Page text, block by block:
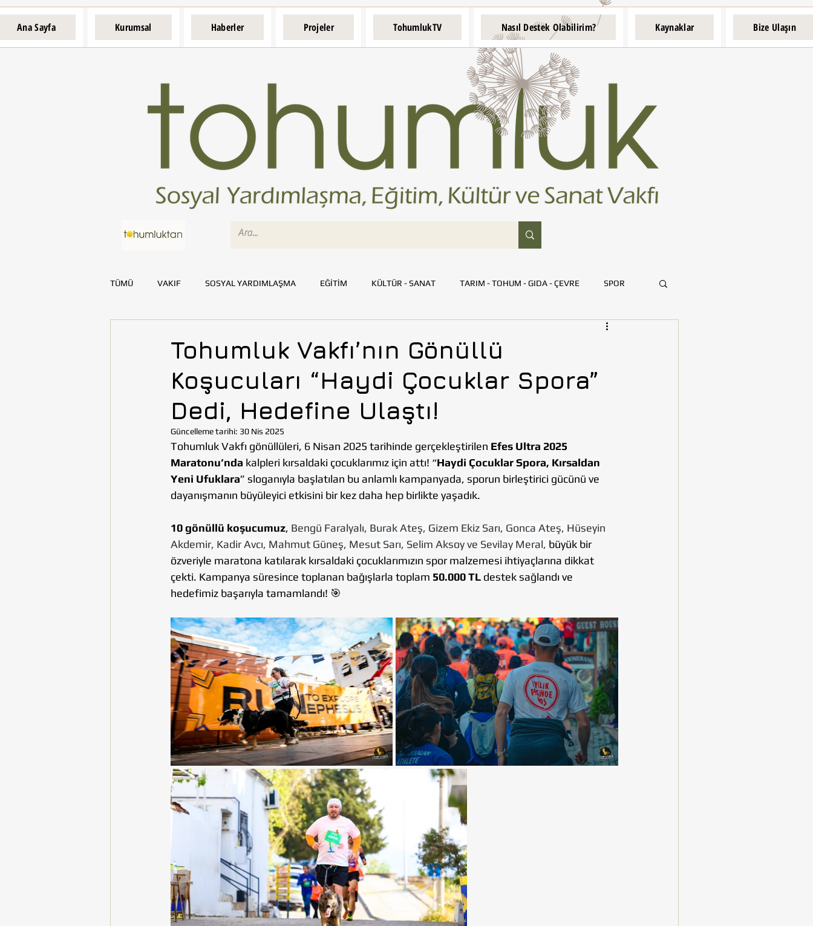
Ana Sayfa Kurumsal Haberler Projeler TohumlukTV Nasıl Destek Olabilirim? Kaynaklar Bize Ulaşın
TÜMÜ VAKIF SOSYAL YARDIMLAŞMA EĞİTİM KÜLTÜR - SANAT TARIM - TOHUM - GIDA - ÇEVRE SPOR
DİYARBAKIR ESKİŞEHİR HATAY İSTANBUL İZMİR KAYSERİ MERSİN
TOHUMLUKTAN TOHUMLUK YAZARLARI BİLİM VE TEKNOLOJİ
Tohumluk Vakfı’nın Gönüllü
Koşucuları “Haydi Çocuklar Spora”
Dedi, Hedefine Ulaştı!
Güncelleme tarihi: 30 Nis 2025
Tohumluk Vakfı gönüllüleri, 6 Nisan 2025 tarihinde gerçekleştirilen Efes Ultra 2025
Maratonu’nda kalpleri kırsaldaki çocuklarımız için attı! “Haydi Çocuklar Spora, Kırsaldan
Yeni Ufuklara” sloganıyla başlatılan bu anlamlı kampanyada, sporun birleştirici gücünü ve
dayanışmanın büyüleyici etkisini bir kez daha hep birlikte yaşadık.
10 gönüllü koşucumuz, Bengü Faralyalı, Burak Ateş, Gizem Ekiz Sarı, Gonca Ateş, Hüseyin
Akdemir, Kadir Avcı, Mahmut Güneş, Mesut Sarı, Selim Aksoy ve Sevilay Meral, büyük bir
özveriyle maratona katılarak kırsaldaki çocuklarımızın spor malzemesi ihtiyaçlarına dikkat
çekti. Kampanya süresince toplanan bağışlarla toplam 50.000 TL destek sağlandı ve
hedefimiz başarıyla tamamlandı! 🎯